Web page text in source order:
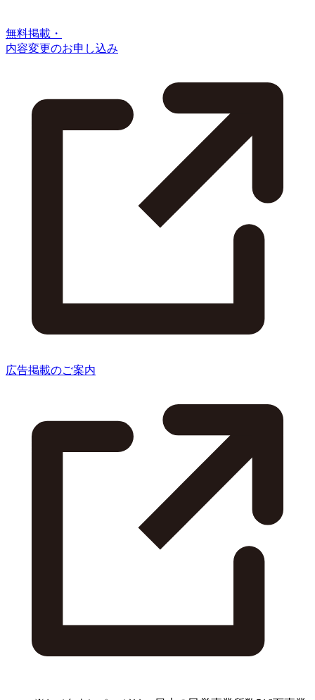
無料掲載・
内容変更のお申し込み
広告掲載のご案内